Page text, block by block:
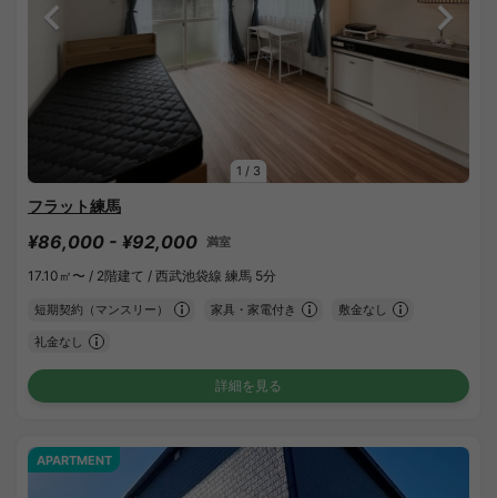
1 / 3
フラット練馬
¥86,000 - ¥92,000 満室
17.10㎡〜 / 2階建て / 西武池袋線 練馬 5分
短期契約（マンスリー） 家具・家電付き 敷金なし
礼金なし
詳細を見る
APARTMENT